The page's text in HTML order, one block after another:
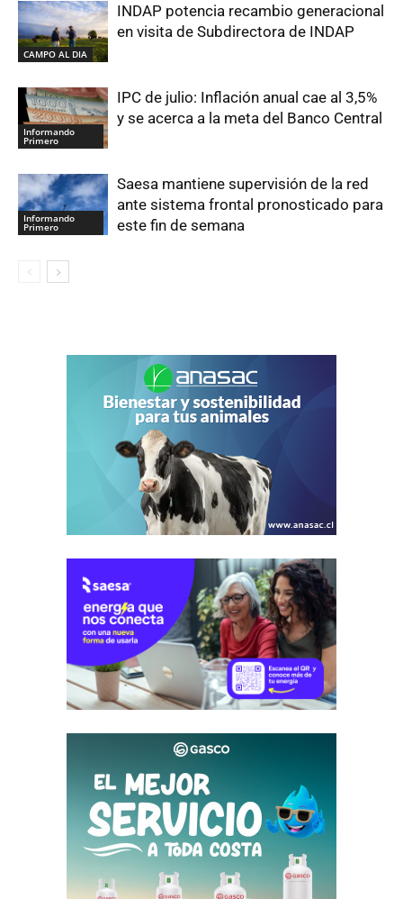
CAMPO AL DIA
INDAP potencia recambio generacional
en visita de Subdirectora de INDAP
Informando
Primero
IPC de julio: Inflación anual cae al 3,5%
y se acerca a la meta del Banco Central
Informando
Primero
Saesa mantiene supervisión de la red
ante sistema frontal pronosticado para
este fin de semana